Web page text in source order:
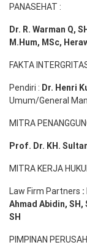
PANASEHAT :
Dr. R. Warman Q,
M.Hum, MSc,
FAKTA
Pendiri : Dr. Henri
Umum/General
MITRA
Prof. Dr. KH.
MITRA KERJA
Law Firm Partners :
Ahmad Abidin, SH,
SH
PIMPINAN